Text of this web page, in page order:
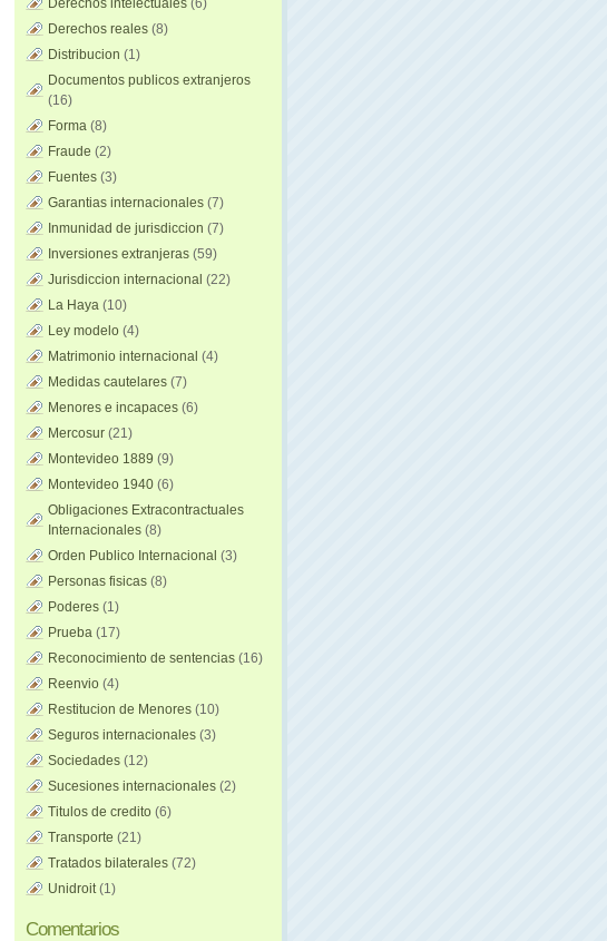
Derechos intelectuales (6)
Derechos reales (8)
Distribucion (1)
Documentos publicos extranjeros
(16)
Forma (8)
Fraude (2)
Fuentes (3)
Garantias internacionales (7)
Inmunidad de jurisdiccion (7)
Inversiones extranjeras (59)
Jurisdiccion internacional (22)
La Haya (10)
Ley modelo (4)
Matrimonio internacional (4)
Medidas cautelares (7)
Menores e incapaces (6)
Mercosur (21)
Montevideo 1889 (9)
Montevideo 1940 (6)
Obligaciones Extracontractuales
Internacionales (8)
Orden Publico Internacional (3)
Personas fisicas (8)
Poderes (1)
Prueba (17)
Reconocimiento de sentencias (16)
Reenvio (4)
Restitucion de Menores (10)
Seguros internacionales (3)
Sociedades (12)
Sucesiones internacionales (2)
Titulos de credito (6)
Transporte (21)
Tratados bilaterales (72)
Unidroit (1)
Comentarios